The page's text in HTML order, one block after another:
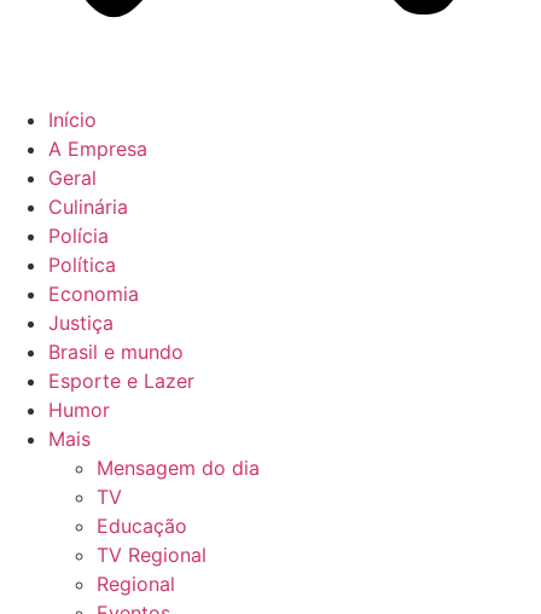
Início
A Empresa
Geral
Culinária
Polícia
Política
Economia
Justiça
Brasil e mundo
Esporte e Lazer
Humor
Mais
Mensagem do dia
TV
Educação
TV Regional
Regional